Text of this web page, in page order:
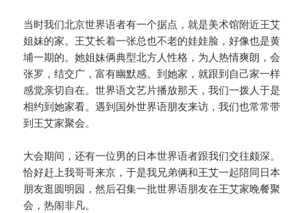
当时我们北京世界语者有一个据点，就是美术馆附近王艾
姐妹的家。王艾长着一张总也不老的娃娃脸，好像也是黄
埔一期的。她姐妹俩典型北方人性格，为人热情爽朗，会
张罗，结交广，富有幽默感。到她家，就跟到自己家一样
感觉亲切自在。世界语文艺片播放那天，我们一拨人于是
相约到她家看。遇到国外世界语朋友来访，我们也常常带
到王艾家聚会。
大会期间，还有一位男的日本世界语者跟我们交往颇深。
恰好赶上我哥哥来京，于是我兄弟俩和王艾一起陪同日本
朋友逛圆明园，然后召集一批世界语朋友在王艾家晚餐聚
会，热闹非凡。